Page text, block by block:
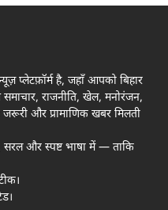
प्लेटफ़ॉर्म है, जहाँ आपको बिहार
समाचार, राजनीति, खेल, मनोरंजन,
और प्रामाणिक खबर मिलती
सरल और स्पष्ट भाषा में — ताकि